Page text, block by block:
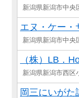
新潟県新潟市中
エヌ・ケー・
新潟県新潟市中
（株）LB．
新潟県新潟市西
岡三にいが